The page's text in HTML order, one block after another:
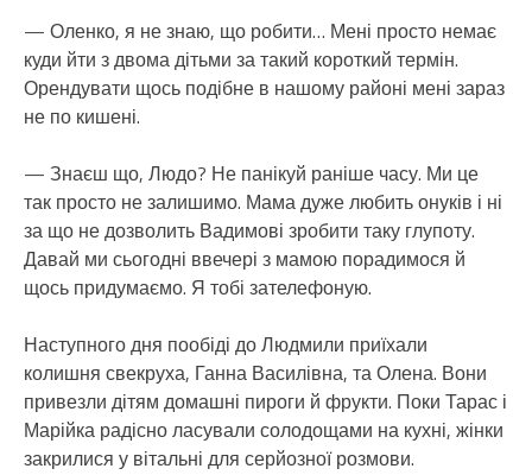
— Оленко, я не знаю, що робити… Мені просто немає
куди йти з двома дітьми за такий короткий термін.
Орендувати щось подібне в нашому районі мені зараз
не по кишені.
— Знаєш що, Людо? Не панікуй раніше часу. Ми це
так просто не залишимо. Мама дуже любить онуків і ні
за що не дозволить Вадимові зробити таку глупоту.
Давай ми сьогодні ввечері з мамою порадимося й
щось придумаємо. Я тобі зателефоную.
Наступного дня пообіді до Людмили приїхали
колишня свекруха, Ганна Василівна, та Олена. Вони
привезли дітям домашні пироги й фрукти. Поки Тарас і
Марійка радісно ласували солодощами на кухні, жінки
закрилися у вітальні для серйозної розмови.